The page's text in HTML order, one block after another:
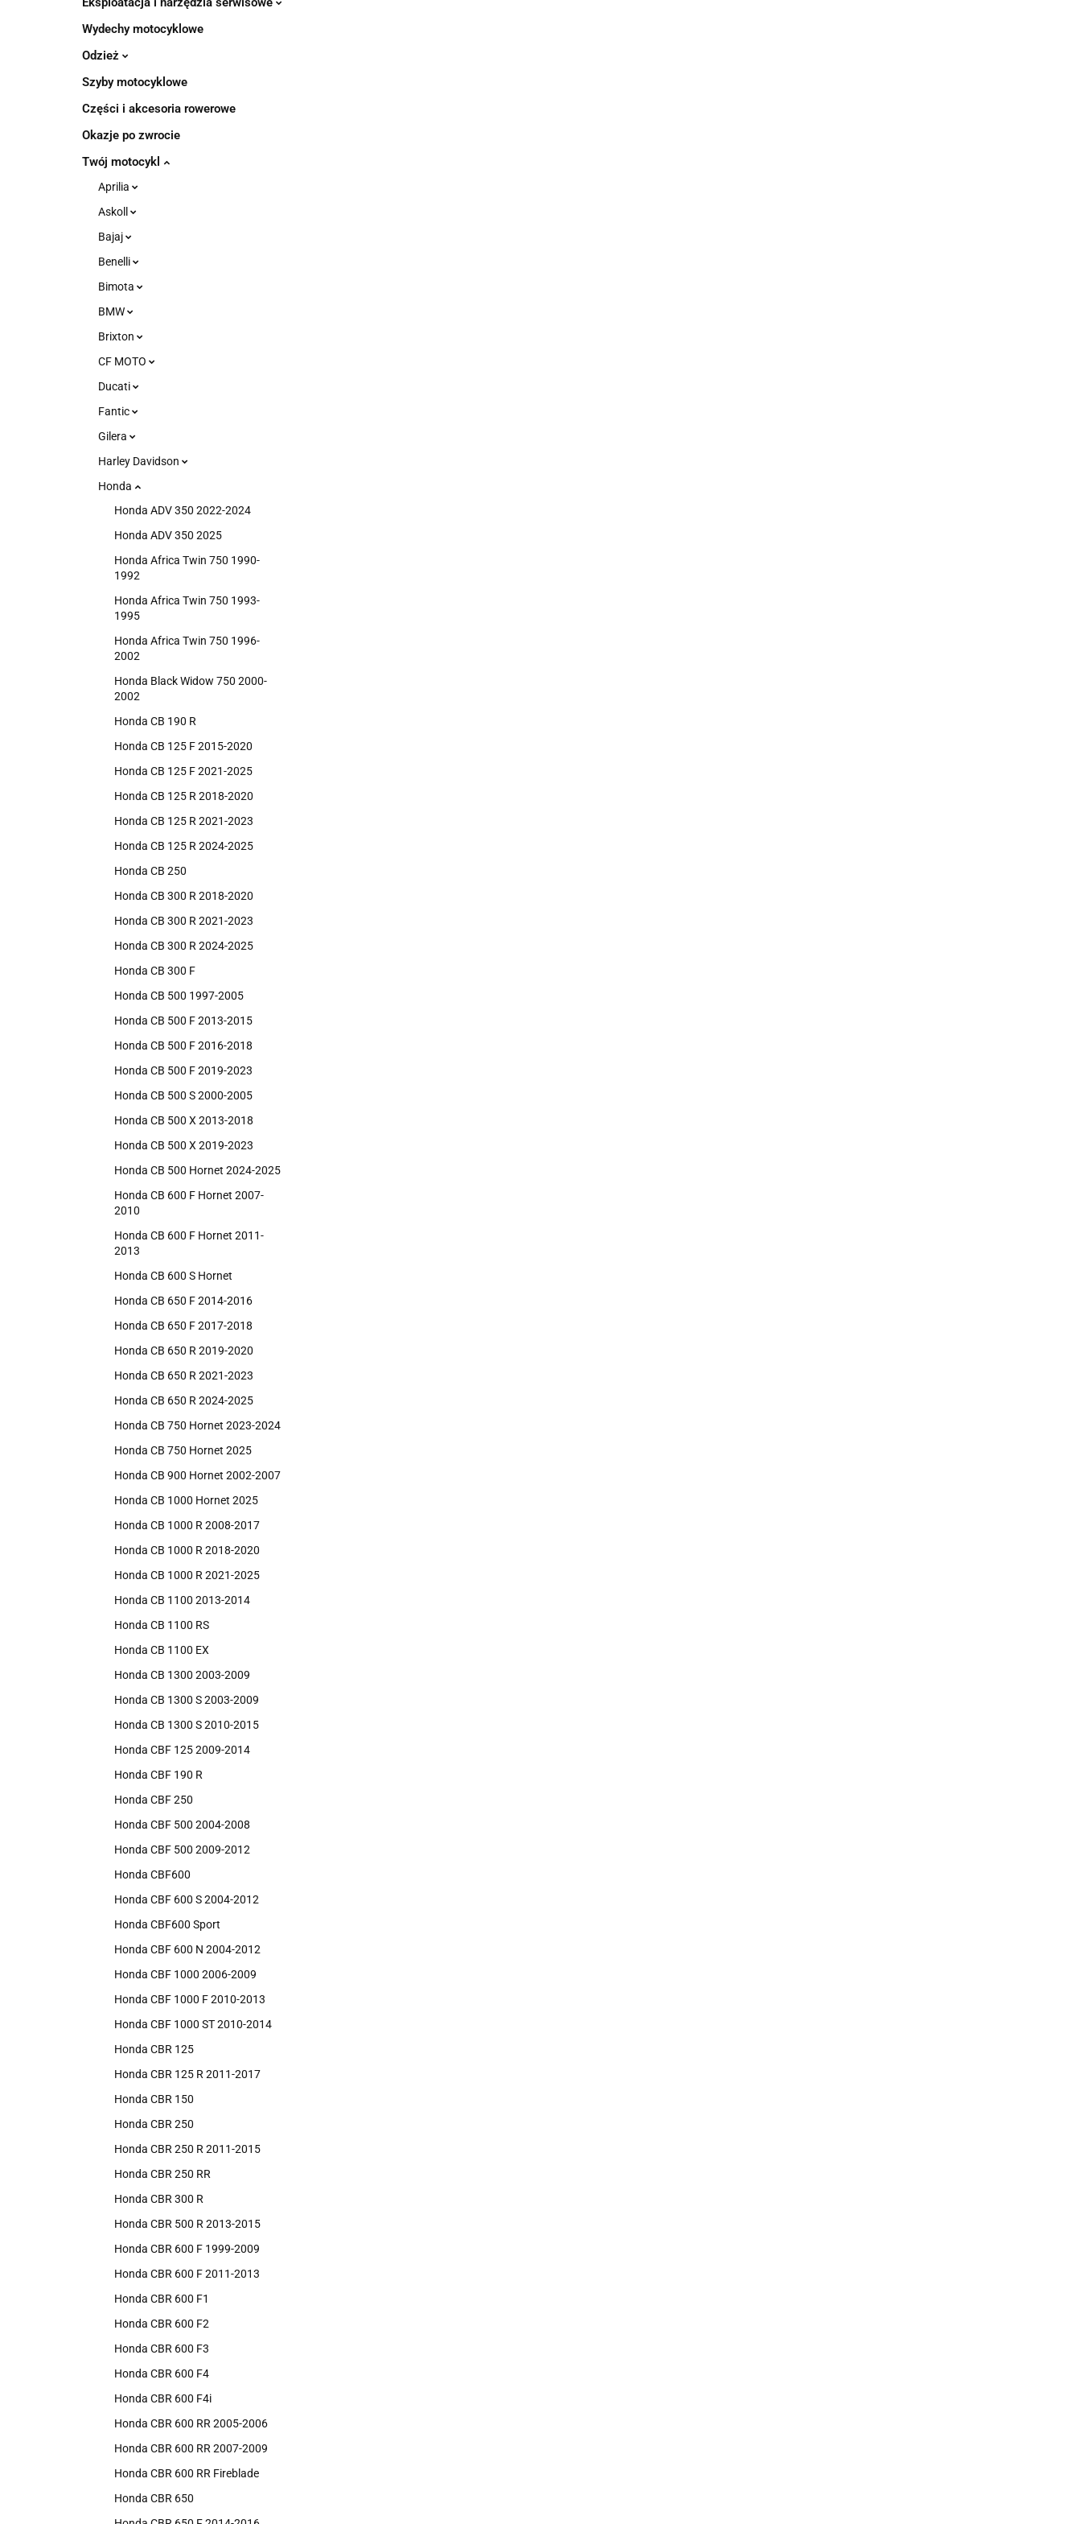
Wydechy motocyklowe
Odzież
Szyby motocyklowe
Części i akcesoria rowerowe
Okazje po zwrocie
Twój motocykl
Aprilia
Askoll
Bajaj
Benelli
Bimota
BMW
Brixton
CF MOTO
Ducati
Fantic
Gilera
Harley Davidson
Honda
Honda ADV 350 2022-2024
Honda ADV 350 2025
Honda Africa Twin 750 1990-
1992
Honda Africa Twin 750 1993-
1995
Honda Africa Twin 750 1996-
2002
Honda Black Widow 750 2000-
2002
Honda CB 190 R
Honda CB 125 F 2015-2020
Honda CB 125 F 2021-2025
Honda CB 125 R 2018-2020
Honda CB 125 R 2021-2023
Honda CB 125 R 2024-2025
Honda CB 250
Honda CB 300 R 2018-2020
Honda CB 300 R 2021-2023
Honda CB 300 R 2024-2025
Honda CB 300 F
Honda CB 500 1997-2005
Honda CB 500 F 2013-2015
Honda CB 500 F 2016-2018
Honda CB 500 F 2019-2023
Honda CB 500 S 2000-2005
Honda CB 500 X 2013-2018
Honda CB 500 X 2019-2023
Honda CB 500 Hornet 2024-2025
Honda CB 600 F Hornet 2007-
2010
Honda CB 600 F Hornet 2011-
2013
Honda CB 600 S Hornet
Honda CB 650 F 2014-2016
Honda CB 650 F 2017-2018
Honda CB 650 R 2019-2020
Honda CB 650 R 2021-2023
Honda CB 650 R 2024-2025
Honda CB 750 Hornet 2023-2024
Honda CB 750 Hornet 2025
Honda CB 900 Hornet 2002-2007
Honda CB 1000 Hornet 2025
Honda CB 1000 R 2008-2017
Honda CB 1000 R 2018-2020
Honda CB 1000 R 2021-2025
Honda CB 1100 2013-2014
Honda CB 1100 RS
Honda CB 1100 EX
Honda CB 1300 2003-2009
Honda CB 1300 S 2003-2009
Honda CB 1300 S 2010-2015
Honda CBF 125 2009-2014
Honda CBF 190 R
Honda CBF 250
Honda CBF 500 2004-2008
Honda CBF 500 2009-2012
Honda CBF600
Honda CBF 600 S 2004-2012
Honda CBF600 Sport
Honda CBF 600 N 2004-2012
Honda CBF 1000 2006-2009
Honda CBF 1000 F 2010-2013
Honda CBF 1000 ST 2010-2014
Honda CBR 125
Honda CBR 125 R 2011-2017
Honda CBR 150
Honda CBR 250
Honda CBR 250 R 2011-2015
Honda CBR 250 RR
Honda CBR 300 R
Honda CBR 500 R 2013-2015
Honda CBR 600 F 1999-2009
Honda CBR 600 F 2011-2013
Honda CBR 600 F1
Honda CBR 600 F2
Honda CBR 600 F3
Honda CBR 600 F4
Honda CBR 600 F4i
Honda CBR 600 RR 2005-2006
Honda CBR 600 RR 2007-2009
Honda CBR 600 RR Fireblade
Honda CBR 650